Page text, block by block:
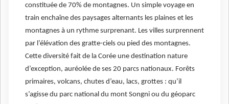
constituée de 70% de montagnes. Un simple voyage en
train enchaîne des paysages alternants les plaines et les
montagnes à un rythme surprenant. Les villes surprennent
par l’élévation des gratte-ciels ou pied des montagnes.
Cette diversité fait de la Corée une destination nature
d’exception, auréolée de ses 20 parcs nationaux. Forêts
primaires, volcans, chutes d’eau, lacs, grottes : qu’il
s’agisse du parc national du mont Songni ou du géoparc